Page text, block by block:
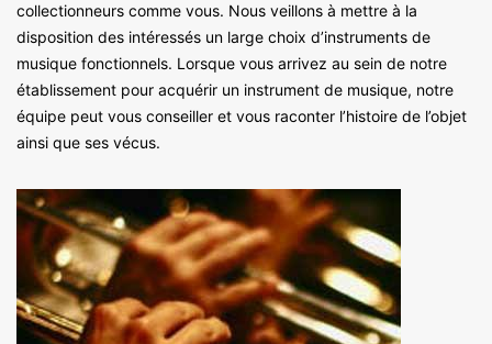
collectionneurs comme vous. Nous veillons à mettre à la
disposition des intéressés un large choix d’instruments de
musique fonctionnels. Lorsque vous arrivez au sein de notre
établissement pour acquérir un instrument de musique, notre
équipe peut vous conseiller et vous raconter l’histoire de l’objet
ainsi que ses vécus.